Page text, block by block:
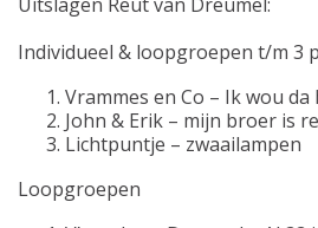
Individueel & loopgroepen t/m 3
Vrammes en Co – Ik wou da
John & Erik – mijn broer is
Lichtpuntje – zwaailampen
Loopgroepen